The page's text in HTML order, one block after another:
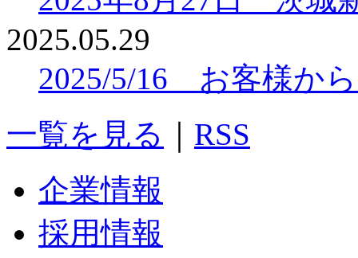
2025.05.29
2025/5/16 お客様か
一覧を見る
RSS
企業情報
採用情報